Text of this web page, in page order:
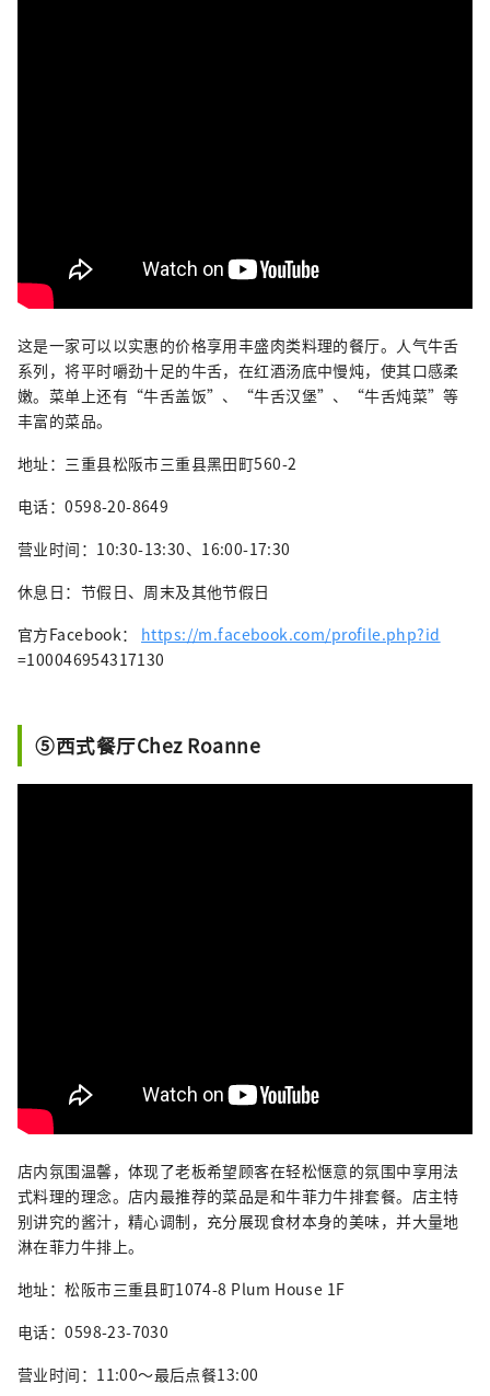
这是一家可以以实惠的价格享用丰盛肉类料理的餐厅。人气牛舌
系列，将平时嚼劲十足的牛舌，在红酒汤底中慢炖，使其口感柔
嫩。菜单上还有“牛舌盖饭”、“牛舌汉堡”、“牛舌炖菜”等
丰富的菜品。
地址：三重县松阪市三重县黑田町560-2
电话：0598-20-8649
营业时间：10:30-13:30、16:00-17:30
休息日：节假日、周末及其他节假日
官方Facebook： https://m.facebook.com/profile.php?id
=100046954317130
⑤西式餐厅Chez Roanne
店内氛围温馨，体现了老板希望顾客在轻松惬意的氛围中享用法
式料理的理念。店内最推荐的菜品是和牛菲力牛排套餐。店主特
别讲究的酱汁，精心调制，充分展现食材本身的美味，并大量地
淋在菲力牛排上。
地址：松阪市三重县町1074-8 Plum House 1F
电话：0598-23-7030
营业时间：11:00～最后点餐13:00